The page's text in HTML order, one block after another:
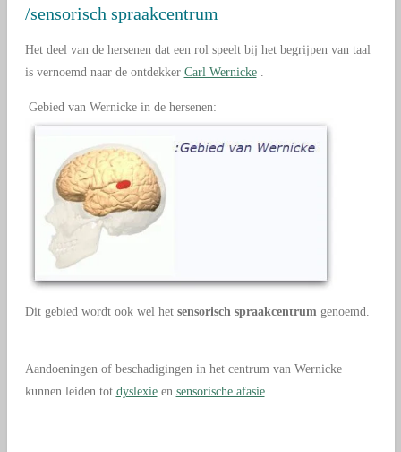
/sensorisch spraakcentrum
Het deel van de hersenen dat een rol speelt bij het begrijpen van taal
is vernoemd naar de ontdekker Carl Wernicke.
Gebied van Wernicke in de hersenen:
Dit gebied wordt ook wel het sensorisch spraakcentrumgenoemd.
Aandoeningen of beschadigingen in het centrum van Wernicke
kunnen leiden tot dyslexieen sensorische afasie.